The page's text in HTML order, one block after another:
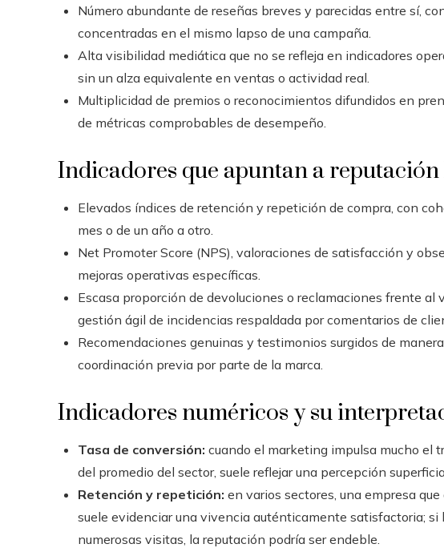
Número abundante de reseñas breves y parecidas entre sí,
concentradas en el mismo lapso de una campaña.
Alta visibilidad mediática que no se refleja en indicadores
sin un alza equivalente en ventas o actividad real.
Multiplicidad de premios o reconocimientos difundidos en
de métricas comprobables de desempeño.
Indicadores que apuntan a
Elevados índices de retención y repetición de compra, con
mes o de un año a otro.
Net Promoter Score (NPS), valoraciones de satisfacción y
mejoras operativas específicas.
Escasa proporción de devoluciones o reclamaciones frente al
gestión ágil de incidencias respaldada por comentarios de
Recomendaciones genuinas y testimonios surgidos de
coordinación previa por parte de la marca.
Indicadores numéricos y su
Tasa de conversión: cuando el marketing impulsa mucho el
del promedio del sector, suele reflejar una percepción
Retención y repetición: en varios sectores, una empresa
suele evidenciar una vivencia auténticamente satisfactoria; si
numerosas visitas, la reputación podría ser endeble.